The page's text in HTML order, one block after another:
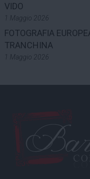
VIDO
1 Maggio 2026
FOTOGRAFIA
TRANCHINA
1 Maggio 2026